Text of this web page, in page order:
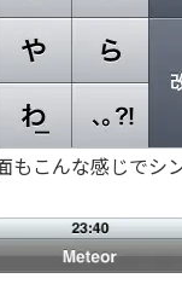
こんな感じでシ